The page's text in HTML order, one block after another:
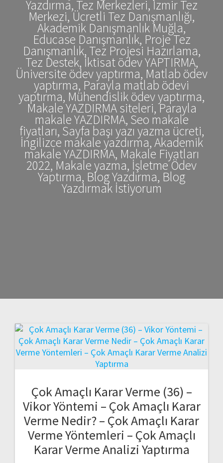
Yazdırma, Tez Merkezleri, İzmir Tez
Merkezi, Ücretli Tez Danışmanlığı,
Akademik Danışmanlık Muğla,
Educase Danışmanlık, Proje Tez
Danışmanlık, Tez Projesi Hazırlama,
Tez Destek, İktisat ödev YAPTIRMA,
Üniversite ödev yaptırma, Matlab ödev
yaptırma, Parayla matlab ödevi
yaptırma, Mühendislik ödev yaptırma,
Makale YAZDIRMA siteleri, Parayla
makale YAZDIRMA, Seo makale
fiyatları, Sayfa başı yazı yazma ücreti,
İngilizce makale yazdırma, Akademik
makale YAZDIRMA, Makale Fiyatları
2022, Makale yazma, İşletme Ödev
Yaptırma, Blog Yazdırma, Blog
Yazdırmak İstiyorum
Çok Amaçlı Karar Verme (36) –
Vikor Yöntemi – Çok Amaçlı Karar
Verme Nedir? – Çok Amaçlı Karar
Verme Yöntemleri – Çok Amaçlı
Karar Verme Analizi Yaptırma